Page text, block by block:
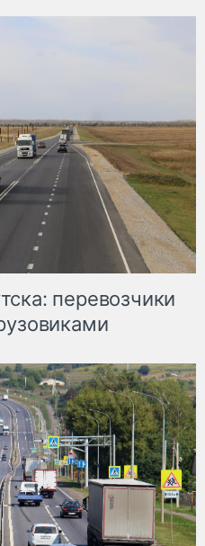
перевозчики